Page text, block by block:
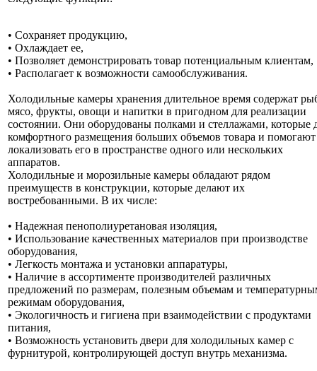
• Сохраняет продукцию,
• Охлаждает ее,
• Позволяет демонстрировать товар потенциальным клиентам,
• Располагает к возможности самообслуживания.
Холодильные камеры хранения длительное время содержат
мясо, фрукты, овощи и напитки в пригодном для реализации
состоянии. Они оборудованы полками и стеллажами, которые
комфортного размещения больших объемов товара и помогают
локализовать его в пространстве одного или нескольких
аппаратов.
Холодильные и морозильные камеры обладают рядом
преимуществ в конструкции, которые делают их
востребованными. В их числе:
• Надежная пенополиуретановая изоляция,
• Использование качественных материалов при производстве
оборудования,
• Легкость монтажа и установки аппаратуры,
• Наличие в ассортименте производителей различных
предложений по размерам, полезным объемам и
режимам оборудования,
• Экологичность и гигиена при взаимодействии с продуктами
питания,
• Возможность установить двери для холодильных камер с
фурнитурой, контролирующей доступ внутрь механизма.